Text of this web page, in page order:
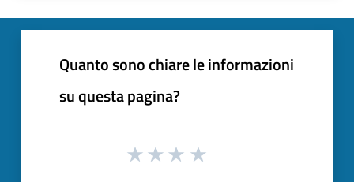
Quanto sono chiare le informazioni
su questa pagina?